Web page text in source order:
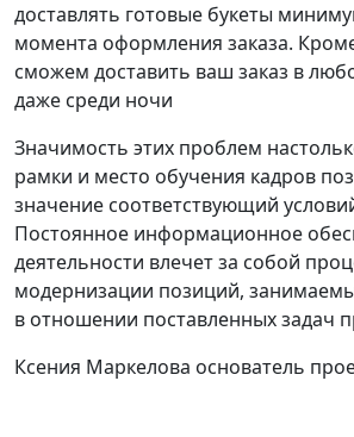
доставлять готовые букеты
момента оформления заказа.
сможем доставить ваш заказ в
даже среди ночи
Значимость этих проблем
рамки и место обучения кадров
значение соответствующий
Постоянное информационное
деятельности влечет за собой
модернизации позиций,
в отношении поставленных задач
Ксения Маркелова основатель